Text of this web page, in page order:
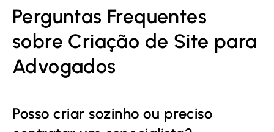
Perguntas Frequentes
sobre Criação de Site para
Advogados
Posso criar sozinho ou preciso